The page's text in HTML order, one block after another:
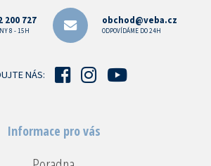
200 727
8 - 15H
obchod@veba.cz
ODPOVÍDÁME DO 24H
NÁS:
Informace pro vás